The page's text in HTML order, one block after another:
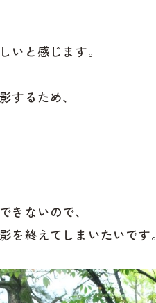
いと感じます。
するため、
きないので、
を終えてしまいたいです。